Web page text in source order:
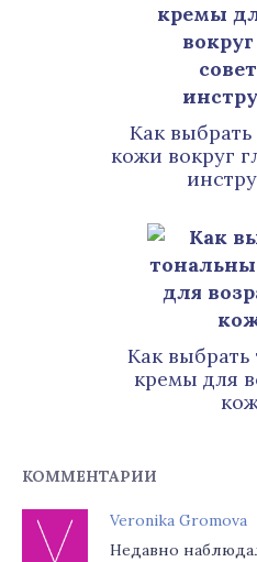
Как
кожи вокруг
Как
кремы для
КОММЕНТАРИИ
Veronika Gromova
Недавно